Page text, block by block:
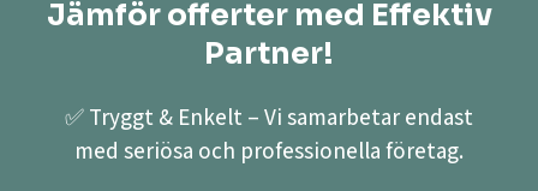
Jämför offerter med Effektiv
Partner!
✅ Tryggt & Enkelt – Vi samarbetar endast
med seriösa och professionella företag.